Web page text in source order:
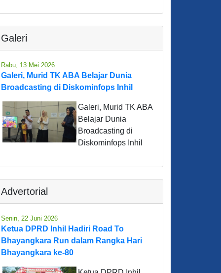
Galeri
Rabu, 13 Mei 2026
Galeri, Murid TK ABA Belajar Dunia
Broadcasting di Diskominfops Inhil
Galeri, Murid TK ABA
Belajar Dunia
Broadcasting di
Diskominfops Inhil
Advertorial
Senin, 22 Juni 2026
Ketua DPRD Inhil Hadiri Road To
Bhayangkara Run dalam Rangka Hari
Bhayangkara ke-80